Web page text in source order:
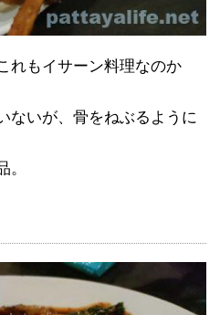
れもイサーン料理なのか
ないが、骨をねぶるように
。